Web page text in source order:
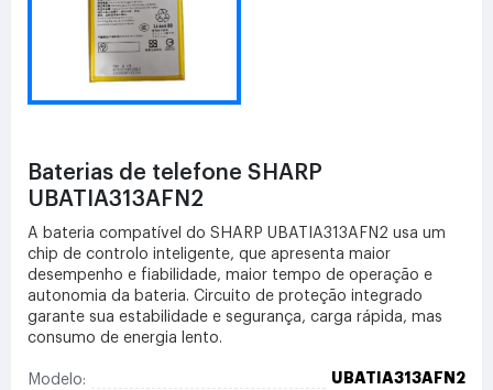
Baterias de telefone SHARP
UBATIA313AFN2
A bateria compatível do SHARP UBATIA313AFN2 usa um
chip de controlo inteligente, que apresenta maior
desempenho e fiabilidade, maior tempo de operação e
autonomia da bateria. Circuito de proteção integrado
garante sua estabilidade e segurança, carga rápida, mas
consumo de energia lento.
Modelo: UBATIA313AFN2